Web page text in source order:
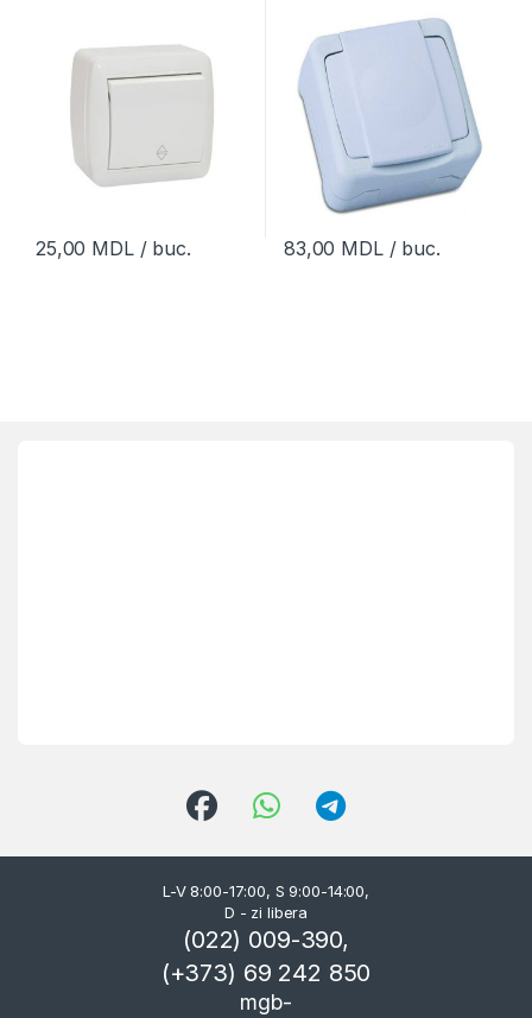
25,00 MDL/ buc. 83,00 MDL/ buc.
L-V 8:00-17:00, S 9:00-14:00,
D - zi libera
(022) 009-390,
(+373) 69 242 850
mgb-